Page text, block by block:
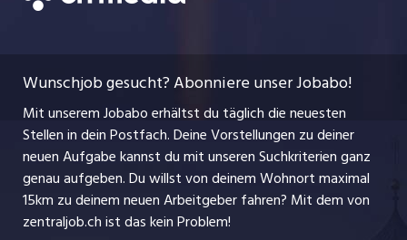
Freelance Jobs
Praktika
Lehrstellen
Ferienjobs
Bewerbung
Nutzungsbedingungen
Impressum
jobbasel.ch
jobbern.ch
jobmittelland.ch
Wunschjob gesucht? Abonniere unser Jobabo!
Mit unserem Jobabo erhältst du täglich die neuesten
Stellen in dein Postfach. Deine Vorstellungen zu deiner
neuen Aufgabe kannst du mit unseren Suchkriterien ganz
genau aufgeben. Du willst von deinem Wohnort maximal
15km zu deinem neuen Arbeitgeber fahren? Mit demvon
zentraljob.ch ist das kein Problem!